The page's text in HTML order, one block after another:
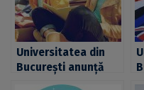
Universitatea din
București anunță
lansarea selecției